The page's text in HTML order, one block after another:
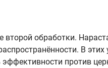
обработки.
В
против